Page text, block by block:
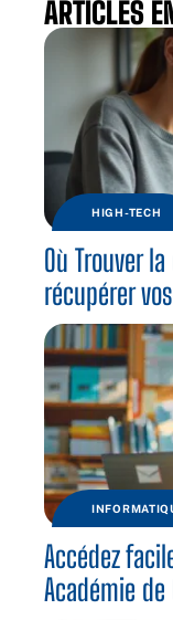
ARTICLES
HIGH-TECH
Où Trouver
récupérer
Accédez
Académie de